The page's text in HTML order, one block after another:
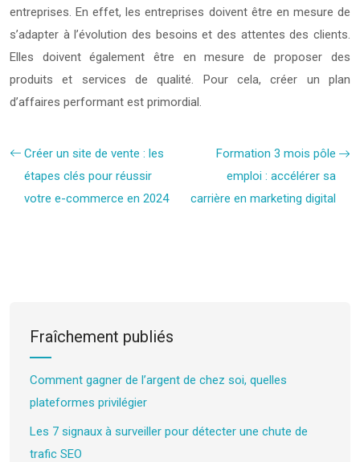
entreprises. En effet, les entreprises doivent être en mesure de
s’adapter à l’évolution des besoins et des attentes des clients.
Elles doivent également être en mesure de proposer des
produits et services de qualité. Pour cela, créer un plan
d’affaires performant est primordial.
Créer un site de vente : les
étapes clés pour réussir
votre e-commerce en 2024
Formation 3 mois pôle
emploi : accélérer sa
carrière en marketing digital
Fraîchement publiés
Comment gagner de l’argent de chez soi, quelles
plateformes privilégier
Les 7 signaux à surveiller pour détecter une chute de
trafic SEO